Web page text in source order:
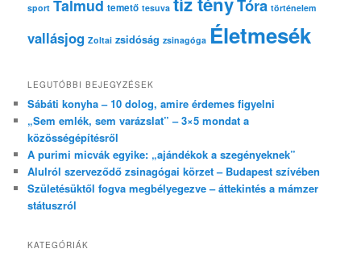
sport Talmud temető tesuva Tóra történelem
vallásjog Zoltai zsidóság zsinagóga Életmesék
LEGUTÓBBI BEJEGYZÉSEK
Sábáti konyha – 10 dolog, amire érdemes figyelni
„Sem emlék, sem varázslat” – 3×5 mondat a
közösségépítésről
A purimi micvák egyike: „ajándékok a szegényeknek”
Alulról szerveződő zsinagógai körzet – Budapest szívében
Születésüktől fogva megbélyegezve – áttekintés a mámzer
státuszról
KATEGÓRIÁK